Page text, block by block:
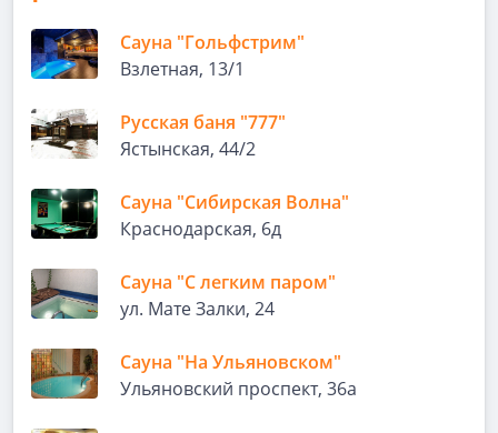
Сауна "Гольфстрим"
Взлетная, 13/1
Русская баня "777"
Ястынская, 44/2
Сауна "Сибирская Волна"
Краснодарская, 6д
Сауна "С легким паром"
ул. Мате Залки, 24
Сауна "На Ульяновском"
Ульяновский проспект, 36а